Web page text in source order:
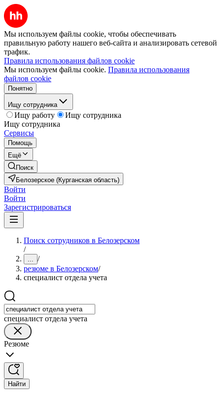
Мы используем файлы cookie, чтобы обеспечивать
правильную работу нашего веб-сайта и анализировать сетевой
трафик.
Правила использования файлов cookie
Мы используем файлы cookie. Правила использования
файлов cookie
Понятно
Ищу сотрудника
Ищу работу
Ищу сотрудника
Ищу сотрудника
Сервисы
Помощь
Ещё
Поиск
Белозерское (Курганская область)
Войти
Войти
Зарегистрироваться
Поиск сотрудников в Белозерском
/
... /
резюме в Белозерском/
специалист отдела учета
специалист отдела учета
Резюме
Найти